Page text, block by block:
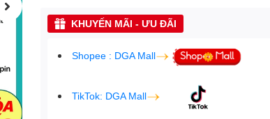
KHUYẾN MÃI - ƯU ĐÃI
Shopee : DGA Mall
TikTok: DGA Mall